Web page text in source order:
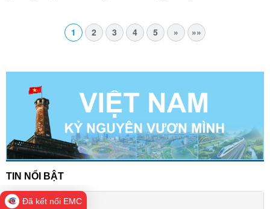
1 2 3 4 5 » »»
TIN NỔI BẬT
Đã kết nối EMC